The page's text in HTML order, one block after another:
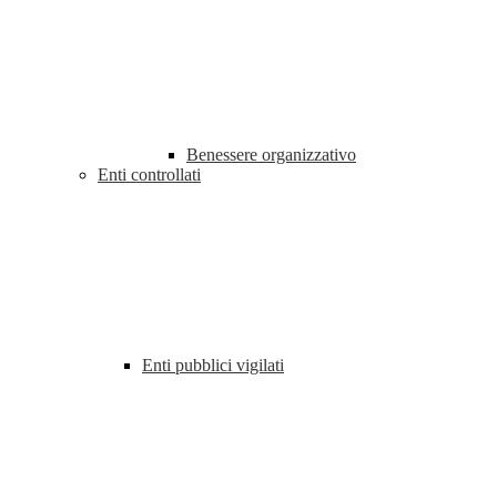
Benessere organizzativo
Enti controllati
Enti pubblici vigilati